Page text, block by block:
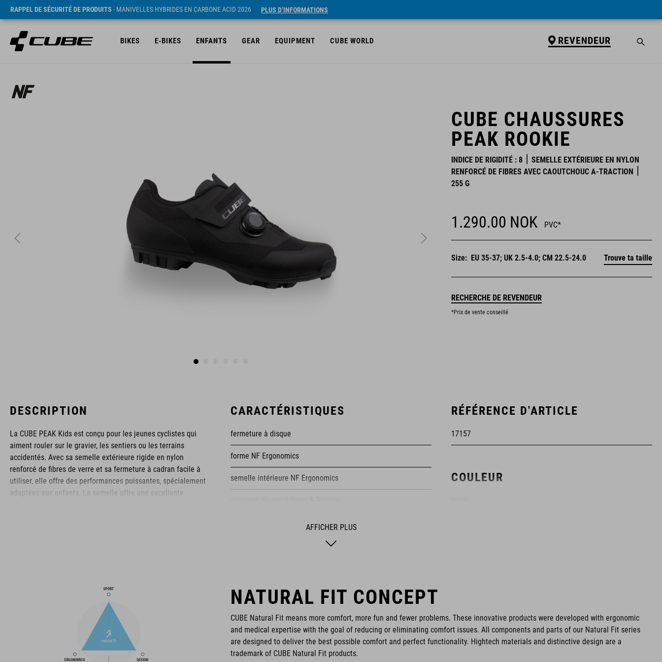
RAPPEL DE SÉCURITÉ DE PRODUITS - MANIVELLES HYBRIDES EN CARBONE ACID 2026 PLUS D’INFORMATIONS
BIKES E-BIKES ENFANTS GEAR EQUIPMENT CUBE WORLD REVENDEUR
CUBE CHAUSSURES
PEAK ROOKIE
INDICE DE RIGIDITÉ : 8
SEMELLE EXTÉRIEURE EN NYLON
RENFORCÉ DE FIBRES AVEC CAOUTCHOUC A-TRACTION
255 G
1.290.00 NOK PVC*
Size: EU 35-37; UK 2.5-4.0; CM 22.5-24.0 Trouve ta taille
RECHERCHE DE REVENDEUR
*Prix de vente conseillé
DESCRIPTION
La CUBE PEAK Kids est conçu pour les jeunes cyclistes qui
aiment rouler sur le gravier, les sentiers ou les terrains
accidentés. Avec sa semelle extérieure rigide en nylon
renforcé de fibres de verre et sa fermeture à cadran facile à
utiliser, elle offre des performances puissantes, spécialement
adaptées aux enfants. La semelle offre une excellente
offre un amorti ciblé et une répartition de la pression pour un
confort durable. Un modèle polyvalent et robuste pour les
jeunes cyclistes ambitieux qui ne veulent pas faire de
CARACTÉRISTIQUES
fermeture à disque
forme NF Ergonomics
semelle intérieure NF Ergonomics
conception asymétrique pour une répartition égale de la
automatiques
tige anti-salissures
indice de rigidité : 8
RÉFÉRENCE D'ARTICLE
17157
COULEUR
caoutchouc
AFFICHER PLUS
NATURAL FIT CONCEPT
CUBE Natural Fit means more comfort, more fun and fewer problems. These innovative products were developed with ergonomic
and medical expertise with the goal of reducing or eliminating comfort issues. All components and parts of our Natural Fit series
are designed to deliver the best possible comfort and perfect functionality. Hightech materials and distinctive design are a
trademark of CUBE Natural Fit products.